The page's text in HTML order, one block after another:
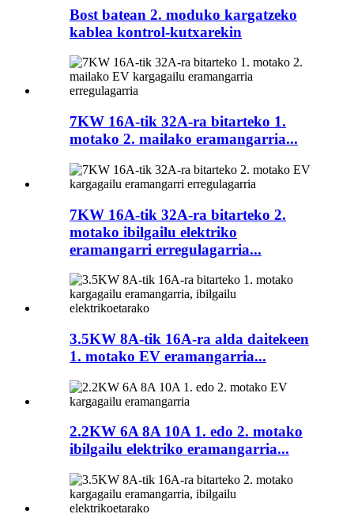
Bost batean 2. moduko kargatzeko
kablea kontrol-kutxarekin
7KW 16A-tik 32A-ra bitarteko 1.
motako 2. mailako eramangarria...
7KW 16A-tik 32A-ra bitarteko 2.
motako ibilgailu elektriko
eramangarri erregulagarria...
3.5KW 8A-tik 16A-ra alda daitekeen
1. motako EV eramangarria...
2.2KW 6A 8A 10A 1. edo 2. motako
ibilgailu elektriko eramangarria...